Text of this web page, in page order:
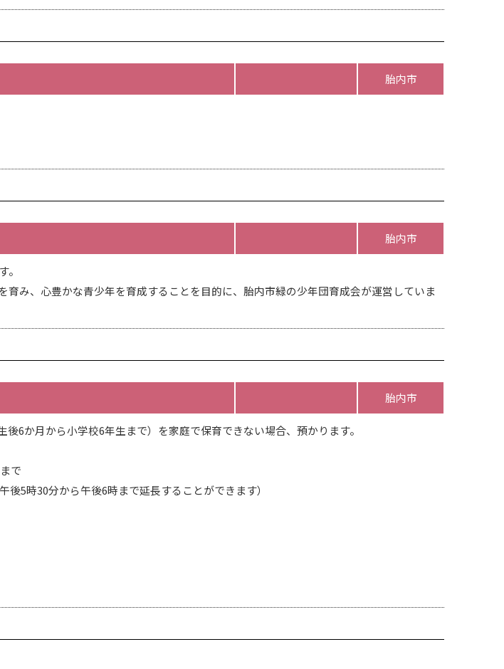
胎内市
胎内市
み、心豊かな青少年を育成することを目的に、胎内市緑の少年団育成会が運営していま
胎内市
6か月から小学校6年生まで）を家庭で保育できない場合、預かります。
で
5時30分から午後6時まで延長することができます）